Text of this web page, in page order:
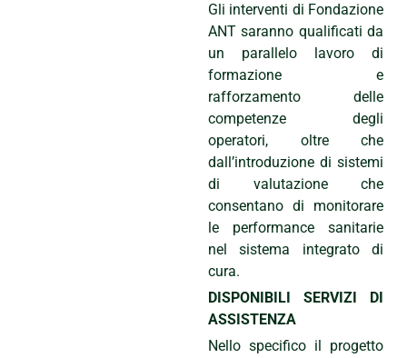
Gli interventi di Fondazione
ANT saranno qualificati da
un parallelo lavoro di
formazione e
rafforzamento delle
competenze degli
operatori, oltre che
dall’introduzione di sistemi
di valutazione che
consentano di monitorare
le performance sanitarie
nel sistema integrato di
cura.
DISPONIBILI SERVIZI DI
ASSISTENZA
Nello specifico il progetto